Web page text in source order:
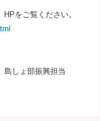
HPをご覧ください。
しょ部振興担当